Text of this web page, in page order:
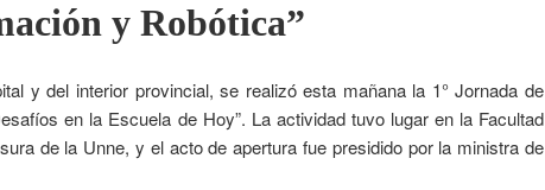
y Robótica”
y del interior provincial, se realizó esta mañana la 1° Jornada de
en la Escuela de Hoy”. La actividad tuvo lugar en la Facultad
de la Unne, y el acto de apertura fue presidido por la ministra de